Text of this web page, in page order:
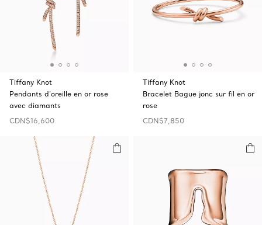
Tiffany Knot
Pendants d’oreille en or rose
avec diamants
CDN$16,600
Tiffany Knot
Bracelet Bague jonc sur fil en or
rose
CDN$7,850